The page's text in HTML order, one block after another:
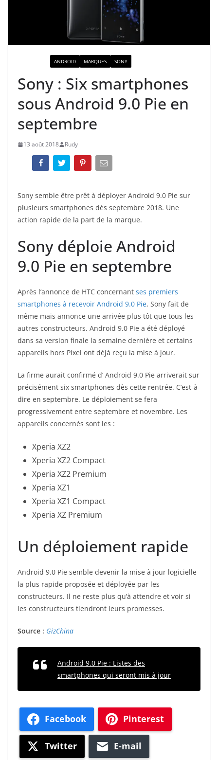
ANDROID MARQUES SONY
Sony : Six smartphones
sous Android 9.0 Pie en
septembre
13 août 2018 Rudy
Sony semble être prêt à déployer Android 9.0 Pie sur
plusieurs smartphones dès septembre 2018. Une
action rapide de la part de la marque.
Sony déploie Android
9.0 Pie en septembre
Après l’annonce de HTC concernant ses premiers
smartphones à recevoir Android 9.0 Pie, Sony fait de
même mais annonce une arrivée plus tôt que tous les
autres constructeurs. Android 9.0 Pie a été déployé
dans sa version finale la semaine dernière et certains
appareils hors Pixel ont déjà reçu la mise à jour.
La firme aurait confirmé d’ Android 9.0 Pie arriverait sur
précisément six smartphones dès cette rentrée. C’est-à-
dire en septembre. Le déploiement se fera
progressivement entre septembre et novembre. Les
appareils concernés sont les :
Xperia XZ2
Xperia XZ2 Compact
Xperia XZ2 Premium
Xperia XZ1
Xperia XZ1 Compact
Xperia XZ Premium
Un déploiement rapide
Android 9.0 Pie semble devenir la mise à jour logicielle
la plus rapide proposée et déployée par les
constructeurs. Il ne reste plus qu’à attendre et voir si
les constructeurs tiendront leurs promesses.
Source : GizChina
Android 9.0 Pie : Listes des
smartphones qui seront mis à jour
Facebook Pinterest
Twitter E-mail